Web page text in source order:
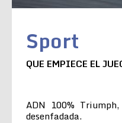
Sport
QUE EMPIECE EL
ADN 100%
desenfadada.